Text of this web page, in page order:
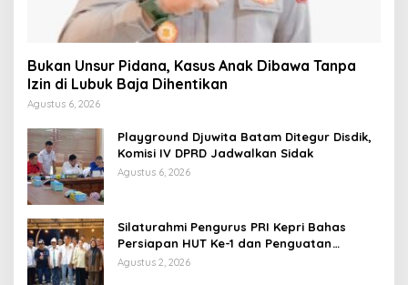
Bukan Unsur Pidana, Kasus Anak Dibawa Tanpa
Izin di Lubuk Baja Dihentikan
Agustus 6, 2026
Playground Djuwita Batam Ditegur Disdik,
Komisi IV DPRD Jadwalkan Sidak
Agustus 6, 2026
Silaturahmi Pengurus PRI Kepri Bahas
Persiapan HUT Ke-1 dan Penguatan
Konsolidasi Partai
Agustus 2, 2026